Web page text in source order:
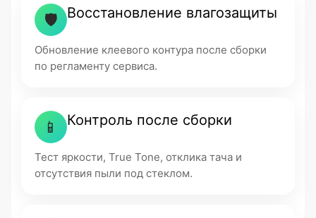
🛡 Восстановление влагозащиты
Обновление клеевого контура после сборки
по регламенту сервиса.
📱 Контроль после сборки
Тест яркости, True Tone, отклика тача и
отсутствия пыли под стеклом.